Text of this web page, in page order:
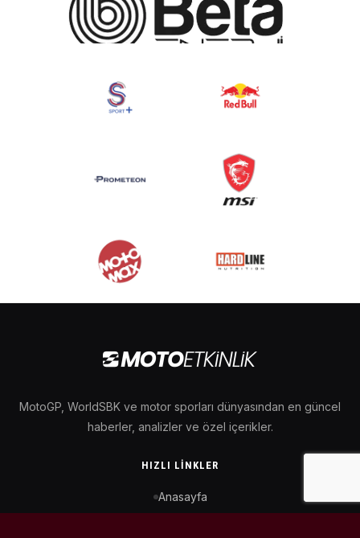
MotoGP, WorldSBK ve motor sporları dünyasından en güncel
haberler, analizler ve özel içerikler.
HIZLI LINKLER
Anasayfa